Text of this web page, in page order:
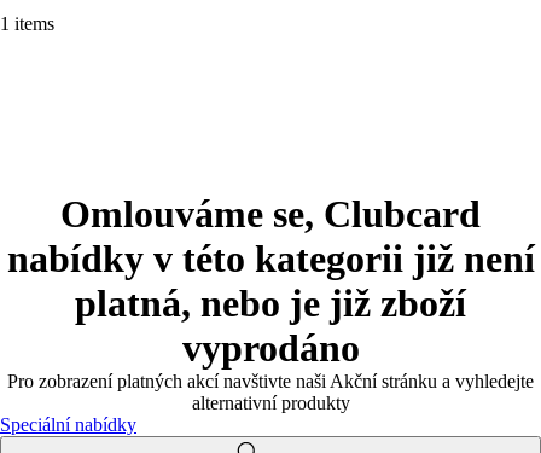
1 items
Omlouváme se, Clubcard
nabídky v této kategorii již není
platná, nebo je již zboží
vyprodáno
Pro zobrazení platných akcí navštivte naši Akční stránku a vyhledejte
alternativní produkty
Speciální nabídky